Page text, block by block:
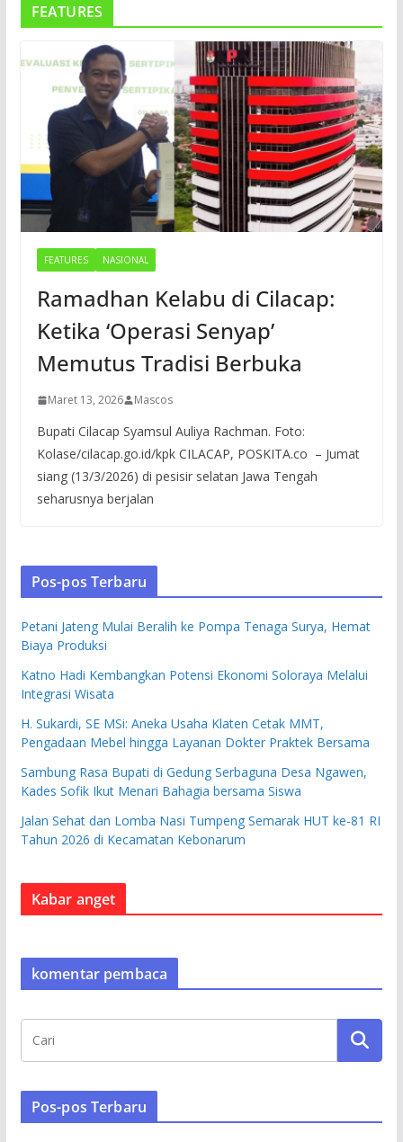
FEATURES
FEATURES NASIONAL
Ramadhan Kelabu di Cilacap:
Ketika ‘Operasi Senyap’
Memutus Tradisi Berbuka
Maret 13, 2026 Mascos
Bupati Cilacap Syamsul Auliya Rachman. Foto:
Kolase/cilacap.go.id/kpk CILACAP, POSKITA.co – Jumat
siang (13/3/2026) di pesisir selatan Jawa Tengah
seharusnya berjalan
Pos-pos Terbaru
Petani Jateng Mulai Beralih ke Pompa Tenaga Surya, Hemat
Biaya Produksi
Katno Hadi Kembangkan Potensi Ekonomi Soloraya Melalui
Integrasi Wisata
H. Sukardi, SE MSi: Aneka Usaha Klaten Cetak MMT,
Pengadaan Mebel hingga Layanan Dokter Praktek Bersama
Sambung Rasa Bupati di Gedung Serbaguna Desa Ngawen,
Kades Sofik Ikut Menari Bahagia bersama Siswa
Jalan Sehat dan Lomba Nasi Tumpeng Semarak HUT ke-81 RI
Tahun 2026 di Kecamatan Kebonarum
Kabar anget
komentar pembaca
Pos-pos Terbaru